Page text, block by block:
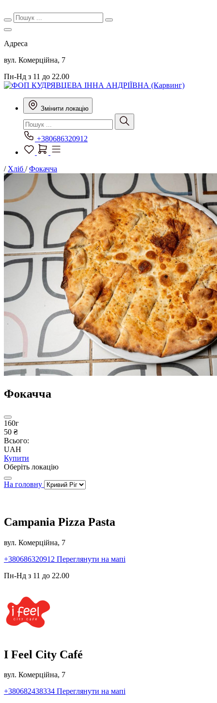
Адреса
вул. Комерційна, 7
Пн-Нд з 11 до 22.00
Змінити локацію
+380686320912
/ Хліб /Фокачча
Фокачча
160г
50 ₴
Всього:
UAH
Купити
Оберіть локацію
На головну
Campania Pizza Pasta
вул. Комерційна, 7
+380686320912 Переглянути на мапі
Пн-Нд з 11 до 22.00
I Feel City Café
вул. Комерційна, 7
+380682438334 Переглянути на мапі